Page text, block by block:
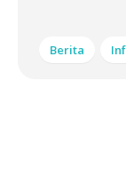
Berita